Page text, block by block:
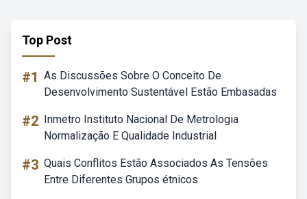
Top Post
#1 As Discussões Sobre O Conceito De
Desenvolvimento Sustentável Estão Embasadas
#2 Inmetro Instituto Nacional De Metrologia
Normalização E Qualidade Industrial
#3 Quais Conflitos Estão Associados As Tensões
Entre Diferentes Grupos étnicos